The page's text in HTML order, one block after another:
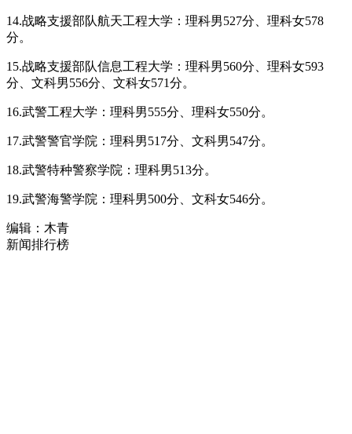
14.战略支援部队航天工程大学：理科男527分、理科女578
分。
15.战略支援部队信息工程大学：理科男560分、理科女593
分、文科男556分、文科女571分。
16.武警工程大学：理科男555分、理科女550分。
17.武警警官学院：理科男517分、文科男547分。
18.武警特种警察学院：理科男513分。
19.武警海警学院：理科男500分、文科女546分。
编辑：木青
新闻排行榜